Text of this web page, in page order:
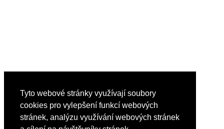
Tyto webové stránky využívají soubory
cookies pro vylepšení funkcí webových
stránek, analýzu využívání webových stránek